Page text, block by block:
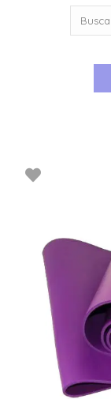
por: